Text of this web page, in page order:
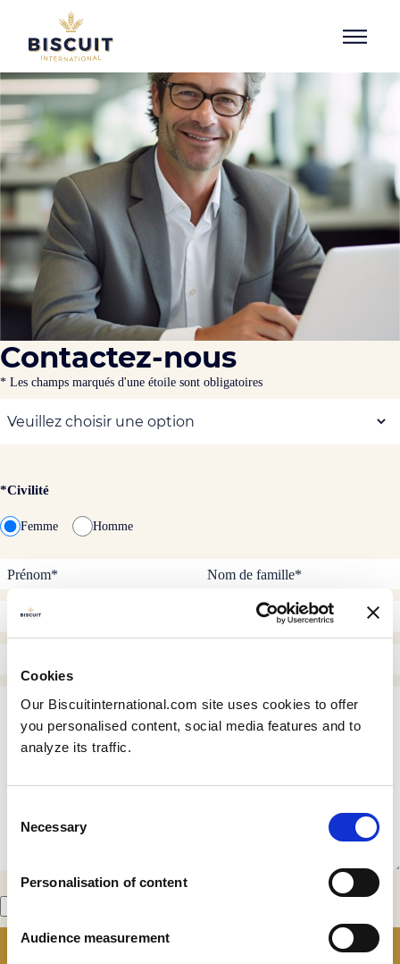
Cookies
Our Biscuitinternational.com site uses cookies to offer
you personalised content, social media features and to
analyze its traffic.
Selection
Necessary
Personalisation of content
Audience measurement
Aller au contenu
Contactez-nous
* Les champs marqués d'une étoile sont obligatoires
*Civilité
Femme Homme